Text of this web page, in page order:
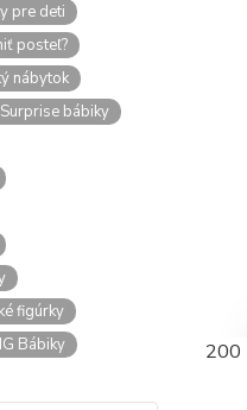
pre deti
posteľ?
nábytok
bábiky
figúrky
Bábiky 200